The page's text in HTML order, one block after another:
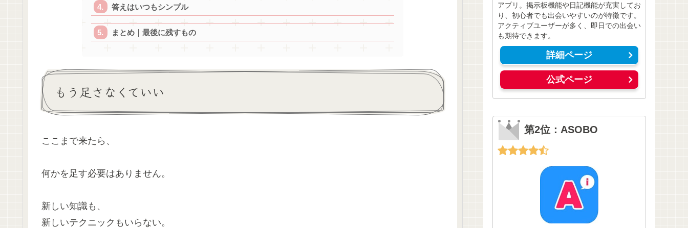
答えはいつもシンプル
まとめ｜最後に残すもの
もう足さなくていい
ここまで来たら、
何かを足す必要はありません。
新しい知識も、
新しいテクニックもいらない。
アプリ。掲示板機能や日記機能が充実してお
り、初心者でも出会いやすいのが特徴です。
アクティブユーザーが多く、即日での出会い
も期待できます。
詳細ページ
公式ページ
第2位：ASOBO